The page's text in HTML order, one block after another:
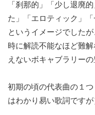
「刹那的」「少し退廃
た」「エロティック」
というイメージでしたが
時に解読不能なほど難
えないボキャブラリー
初期の頃の代表曲の１
はわかり易い歌詞ですが